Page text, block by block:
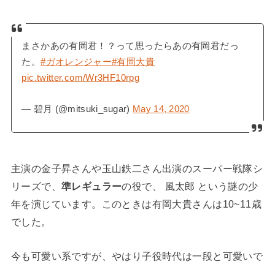
まさかあの有岡君！？って思ったらあの有岡君だっ
た。#ガオレンジャー#有岡大貴
pic.twitter.com/Wr3HF10rpg
— 碧月 (@mitsuki_sugar) May 14, 2020
主演の金子昇さんや玉山鉄二さん出演のスーパー戦隊シ
リーズで、 準レギュラーの役で、 風太郎 という謎の少
年を演じています。このときは有岡大貴さんは10~11歳
でした。
今も可愛い系ですが、やはり子役時代は一段と可愛いで